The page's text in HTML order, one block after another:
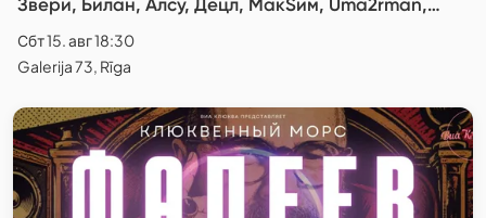
Сбт 15. авг 18:30
Galerija 73, Rīga